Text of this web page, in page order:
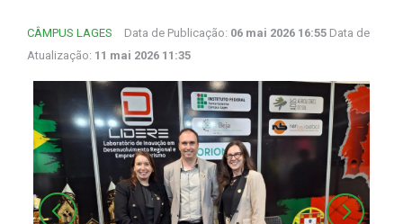
CÂMPUS LAGES Data de Publicação: 06 mai 2026 16:55 Data de
Atualização: 11 mai 2026 11:35